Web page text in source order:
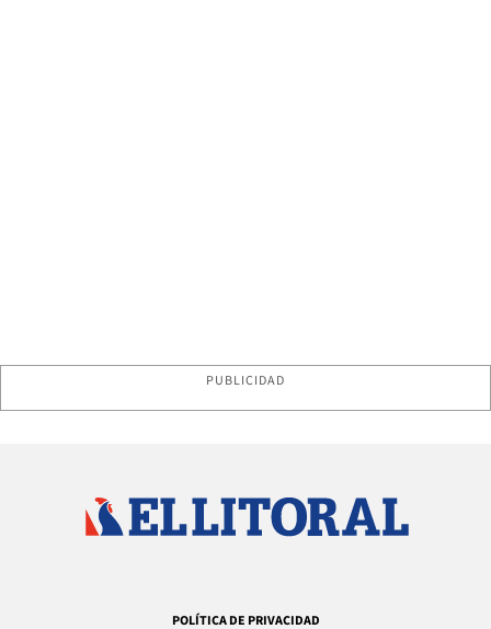
PUBLICIDAD
POLÍTICA DE PRIVACIDAD